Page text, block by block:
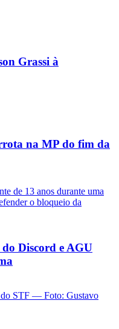
Grassi à
na MP do fim da
Discord e AGU